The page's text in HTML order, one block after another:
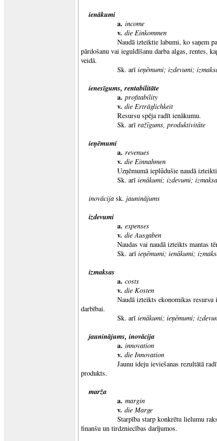
ienākumi
a. income
v. die Einkommen
Naudā izteiktie labumi, ko saņem par
pārdošanu vai ieguldīšanu darba algas, rentes,
veidā.
Sk. arīieņēmumi; izdevumi;
ienesīgums, rentabilitāte
a. profitability
v. die Erträglichkeit
Resursu spēja radīt ienākumu.
Sk. arīražīgums, produktivitāte
ieņēmumi
a. revenues
v. die Einnahmen
Uzņēmumā ieplūdušie naudā
Sk. arīienākumi; izdevumi;
inovācija sk. jauninājums
izdevumi
a. expenses
v. die Ausgaben
Naudas vai naudā izteikts mantas
Sk. arīieņēmumi; ienākumi;
izmaksas
a. costs
v. die Kosten
Naudā izteikts ekonomikas resursu
darbībai.
Sk. arīienākumi; ieņēmumi;
jauninājums, inovācija
a. innovation
v. die Innovation
Jaunu ideju ieviešanas rezultātā
produkts.
marža
a. margin
v. die Marge
Starpība starp konkrētu lielumu
finanšu un tirdzniecības darījumos.